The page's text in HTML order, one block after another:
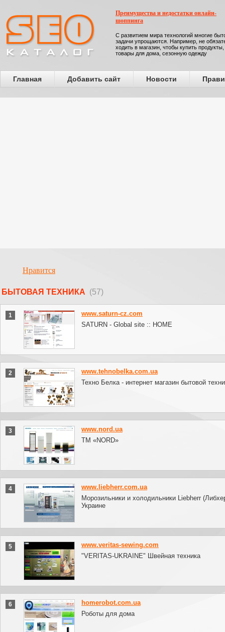
Преимущества и недостатки онлайн-
шоппинга
С развитием мира технологий многие
задачи упрощаются. Например, не
ходить в магазин, чтобы купить продукты,
товары для дома, сезонную одежду
Главная Добавить сайт Новости
Нравится
БЫТОВАЯ ТЕХНИКА (57)
1
www.saturn-cz.com
SATURN - Global site :: HOME
2
www.tehnobelka.com.ua
Техно Белка - интернет магазин бытовой
3
www.nord.ua
ТМ «NORD»
4
www.liebherr.com.ua
Морозильники и холодильники Liebherr
Украине
5
www.veritas-sewing.com
"VERITAS-UKRAINE" Швейная техника
6
homerobot.com.ua
Роботы для дома